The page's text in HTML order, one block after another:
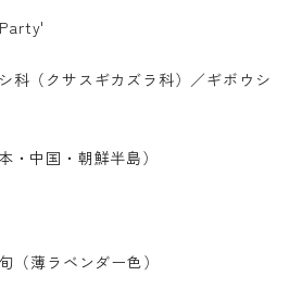
科（クサスギカズラ科）／ギボウシ
・中国・朝鮮半島）
（薄ラベンダー色）